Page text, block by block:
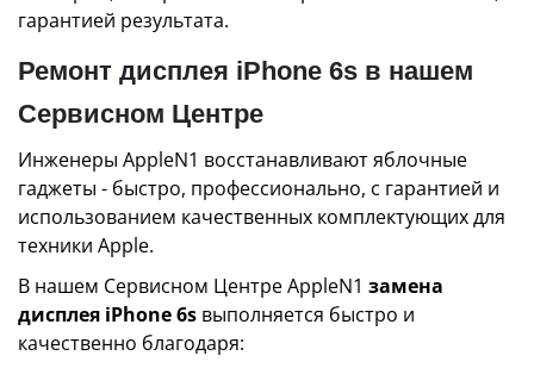
гарантией результата.
Ремонт дисплея iPhone 6s в нашем
Сервисном Центре
Инженеры AppleN1 восстанавливают яблочные
гаджеты - быстро, профессионально, с гарантией и
использованием качественных комплектующих для
техники Apple.
В нашем Сервисном Центре AppleN1 замена
дисплея iPhone 6s выполняется быстро и
качественно благодаря: